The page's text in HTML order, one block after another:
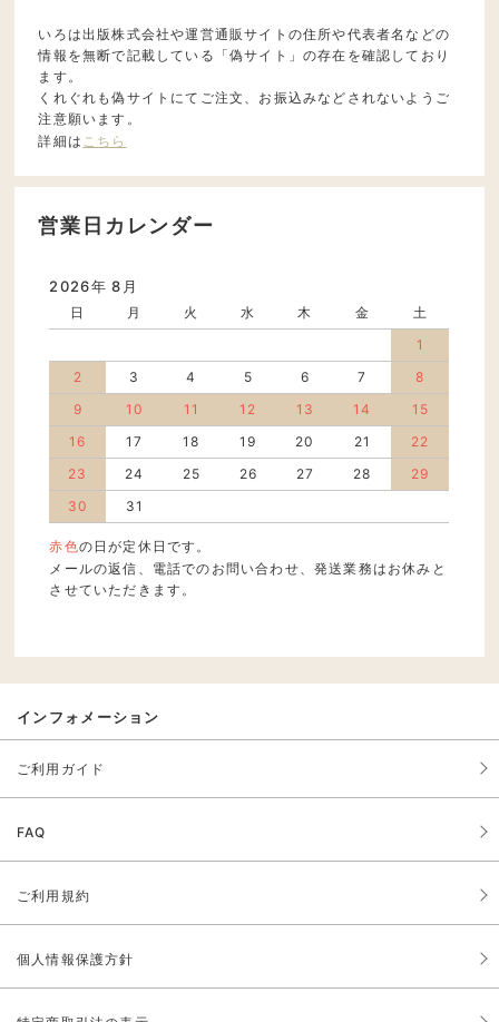
いろは出版株式会社や運営通販サイトの住所や代表者名などの
情報を無断で記載している「偽サイト」の存在を確認しており
ます。
くれぐれも偽サイトにてご注文、お振込みなどされないようご
注意願います。
詳細は こちら
営業日カレンダー
2026年 8月
日 月 火 水 木 金
土
1
2
3 4 5 6 7
8
9
10 11 12 13 14
15
16
17 18 19 20 21
22
23
24 25 26 27 28
29
30
31
赤色の日が定休日です。
メールの返信、電話でのお問い合わせ、発送業務はお休みと
させていただきます。
インフォメーション
ご利用ガイド
FAQ
ご利用規約
個人情報保護方針